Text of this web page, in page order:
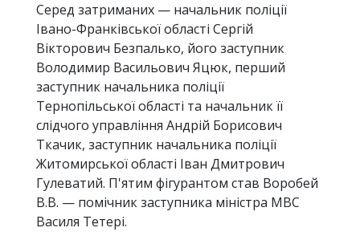
Серед затриманих — начальник поліції
Івано-Франківської області Сергій
Вікторович Безпалько, його заступник
Володимир Васильович Яцюк, перший
заступник начальника поліції
Тернопільської області та начальник її
слідчого управління Андрій Борисович
Ткачик, заступник начальника поліції
Житомирської області Іван Дмитрович
Гулеватий. П'ятим фігурантом став Воробей
В.В. — помічник заступника міністра МВС
Василя Тетері.